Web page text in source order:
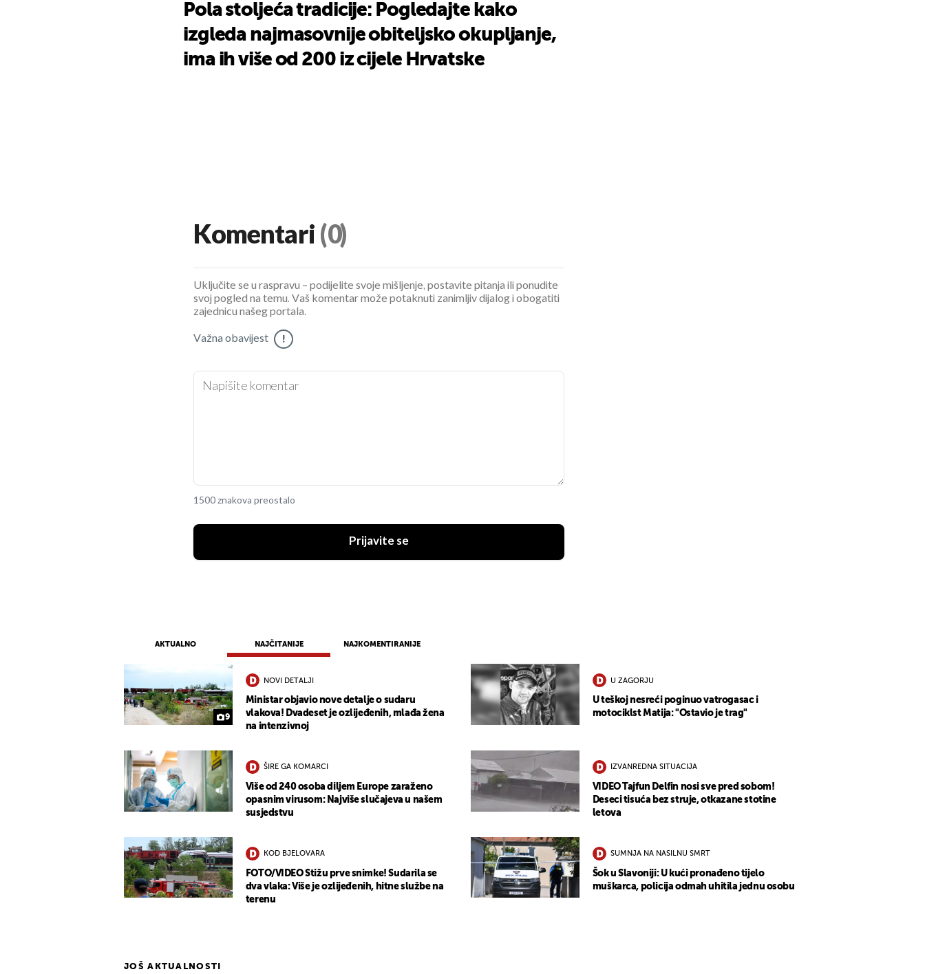
Pola stoljeća tradicije: Pogledajte kako
izgleda najmasovnije obiteljsko okupljanje,
ima ih više od 200 iz cijele Hrvatske
Komentari (0)
Uključite se u raspravu – podijelite svoje mišljenje, postavite pitanja ili ponudite
svoj pogled na temu. Vaš komentar može potaknuti zanimljiv dijalog i obogatiti
zajednicu našeg portala.
Važna obavijest !
1500 znakova preostalo
Prijavite se
AKTUALNO NAJČITANIJE NAJKOMENTIRANIJE
9
NOVI DETALJI
Ministar objavio nove detalje o sudaru
vlakova! Dvadeset je ozlijeđenih, mlađa žena
na intenzivnoj
U ZAGORJU
U teškoj nesreći poginuo vatrogasac i
motociklst Matija: "Ostavio je trag"
ŠIRE GA KOMARCI
Više od 240 osoba diljem Europe zaraženo
opasnim virusom: Najviše slučajeva u našem
susjedstvu
IZVANREDNA SITUACIJA
VIDEO Tajfun Delfin nosi sve pred sobom!
Deseci tisuća bez struje, otkazane stotine
letova
KOD BJELOVARA
FOTO/VIDEO Stižu prve snimke! Sudarila se
dva vlaka: Više je ozlijeđenih, hitne službe na
terenu
SUMNJA NA NASILNU SMRT
Šok u Slavoniji: U kući pronađeno tijelo
muškarca, policija odmah uhitila jednu osobu
JOŠ AKTUALNOSTI